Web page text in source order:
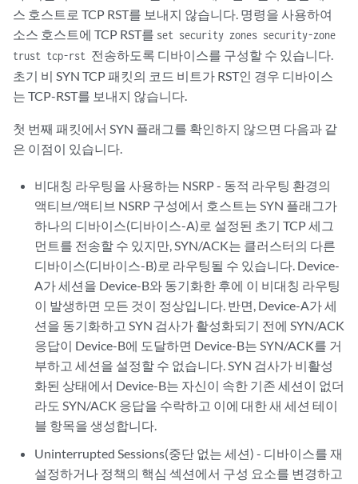
스 호스트로 TCP RST를 보내지 않습니다. 명령을 사용하여
소스 호스트에 TCP RST를 set security zones security-zone
trust tcp-rst 전송하도록 디바이스를 구성할 수 있습니다.
초기 비 SYN TCP 패킷의 코드 비트가 RST인 경우 디바이스
는 TCP-RST를 보내지 않습니다.
첫 번째 패킷에서 SYN 플래그를 확인하지 않으면 다음과 같
은 이점이 있습니다.
비대칭 라우팅을 사용하는 NSRP - 동적 라우팅 환경의
액티브/액티브 NSRP 구성에서 호스트는 SYN 플래그가
하나의 디바이스(디바이스-A)로 설정된 초기 TCP 세그
먼트를 전송할 수 있지만, SYN/ACK는 클러스터의 다른
디바이스(디바이스-B)로 라우팅될 수 있습니다. Device-
A가 세션을 Device-B와 동기화한 후에 이 비대칭 라우팅
이 발생하면 모든 것이 정상입니다. 반면, Device-A가 세
션을 동기화하고 SYN 검사가 활성화되기 전에 SYN/ACK
응답이 Device-B에 도달하면 Device-B는 SYN/ACK를 거
부하고 세션을 설정할 수 없습니다. SYN 검사가 비활성
화된 상태에서 Device-B는 자신이 속한 기존 세션이 없더
라도 SYN/ACK 응답을 수락하고 이에 대한 새 세션 테이
블 항목을 생성합니다.
Uninterrupted Sessions(중단 없는 세션) - 디바이스를 재
설정하거나 정책의 핵심 섹션에서 구성 요소를 변경하고